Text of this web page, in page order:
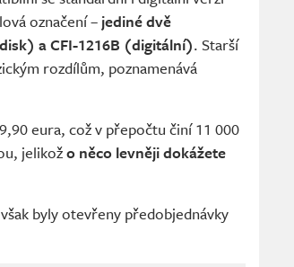
označení –jediné dvě
a CFI-1216B (digitální). Starší
rozdílům, poznamenává
eura, což v přepočtu činí 11 000
jelikožo něco levněji dokážete
byly otevřeny předobjednávky